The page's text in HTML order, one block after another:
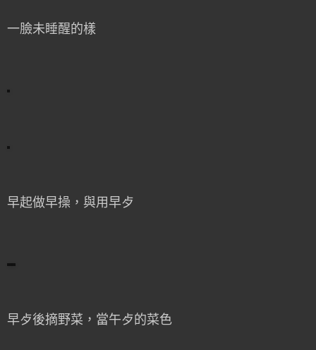
一臉未睡醒的樣
早起做早操，與用早歺
早歺後摘野菜，當午歺的菜色